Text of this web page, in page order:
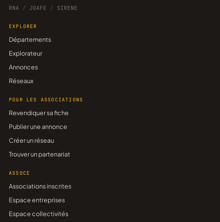
RNA / JOAFE / SIRENE
EXPLORER
Départements
Explorateur
Annonces
Réseaux
POUR LES ASSOCIATIONS
Revendiquer sa fiche
Publier une annonce
Créer un réseau
Trouver un partenariat
ASSOCE
Associations inscrites
Espace entreprises
Espace collectivités